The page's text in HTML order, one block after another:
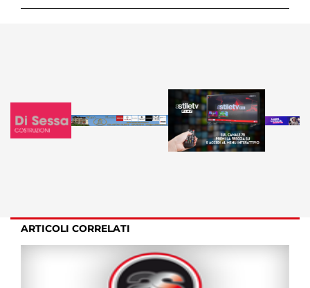
ARTICOLI CORRELATI